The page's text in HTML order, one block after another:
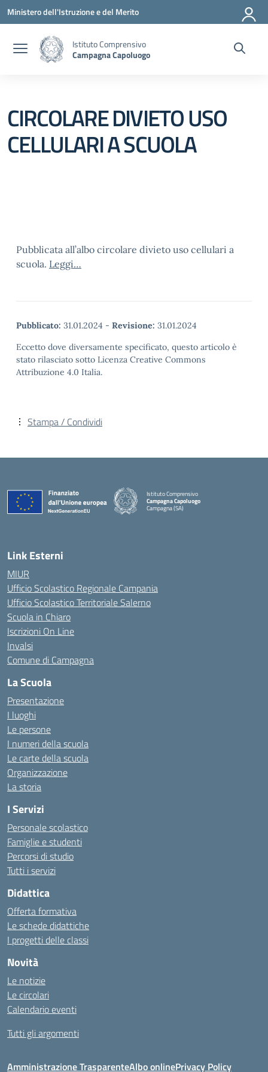
Vai ai contenuti
Vai al menu di navigazione
Vai al footer
Ministero dell'Istruzione e del Merito
Istituto Comprensivo
Campagna Capoluogo
CIRCOLARE DIVIETO USO
CELLULARI A SCUOLA
Pubblicata all’albo circolare divieto uso cellulari a
scuola. Leggi…
Pubblicato: 31.01.2024 - Revisione: 31.01.2024
Eccetto dove diversamente specificato, questo articolo è
stato rilasciato sotto Licenza Creative Commons
Attribuzione 4.0 Italia.
Stampa / Condividi
Istituto Comprensivo
Campagna Capoluogo
Campagna (SA)
Link Esterni
MIUR
Ufficio Scolastico Regionale Campania
Ufficio Scolastico Territoriale Salerno
Scuola in Chiaro
Iscrizioni On Line
Invalsi
Comune di Campagna
La Scuola
Presentazione
I luoghi
Le persone
I numeri della scuola
Le carte della scuola
Organizzazione
La storia
I Servizi
Personale scolastico
Famiglie e studenti
Percorsi di studio
Tutti i servizi
Didattica
Offerta formativa
Le schede didattiche
I progetti delle classi
Novità
Le notizie
Le circolari
Calendario eventi
Tutti gli argomenti
Amministrazione TrasparenteAlbo onlinePrivacy Policy